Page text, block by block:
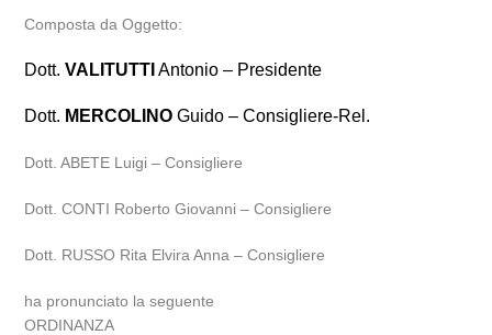
Composta da Oggetto:
Dott.VALITUTTI Antonio – Presidente
Dott. MERCOLINO Guido – Consigliere-Rel.
Dott. ABETE Luigi – Consigliere
Dott. CONTI Roberto Giovanni – Consigliere
Dott. RUSSO Rita Elvira Anna – Consigliere
ha pronunciato la seguente
ORDINANZA